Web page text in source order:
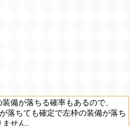
備が落ちる確率もあるので、
落ちても確定で左枠の装備が落ち
せん。